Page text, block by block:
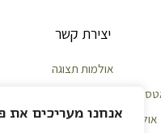
אנחנו מעריכים את
יצירת קשר
אולמות תצוגה
שירות לקוחות – 058-5921010
אולם תצוגה חיפה – 04-8422642